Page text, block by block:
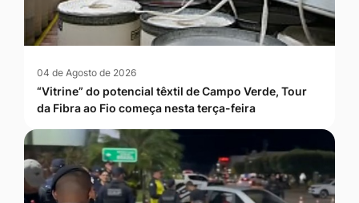
04 de Agosto de 2026
“Vitrine” do potencial têxtil de Campo Verde, Tour
da Fibra ao Fio começa nesta terça-feira